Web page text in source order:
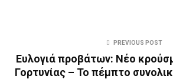
PREVIOUS POST
Ευλογιά προβάτων: Νέο
Γορτυνίας – Το πέμπτο